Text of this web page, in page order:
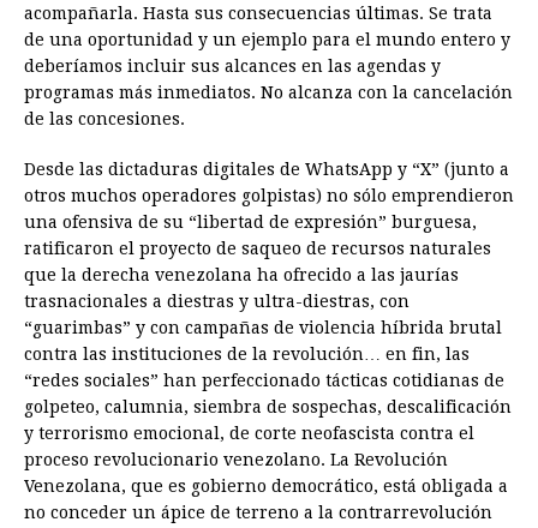
acompañarla. Hasta sus consecuencias últimas. Se trata
de una oportunidad y un ejemplo para el mundo entero y
deberíamos incluir sus alcances en las agendas y
programas más inmediatos. No alcanza con la cancelación
de las concesiones.
Desde las dictaduras digitales de WhatsApp y “X” (junto a
otros muchos operadores golpistas) no sólo emprendieron
una ofensiva de su “libertad de expresión” burguesa,
ratificaron el proyecto de saqueo de recursos naturales
que la derecha venezolana ha ofrecido a las jaurías
trasnacionales a diestras y ultra-diestras, con
“guarimbas” y con campañas de violencia híbrida brutal
contra las instituciones de la revolución… en fin, las
“redes sociales” han perfeccionado tácticas cotidianas de
golpeteo, calumnia, siembra de sospechas, descalificación
y terrorismo emocional, de corte neofascista contra el
proceso revolucionario venezolano. La Revolución
Venezolana, que es gobierno democrático, está obligada a
no conceder un ápice de terreno a la contrarrevolución